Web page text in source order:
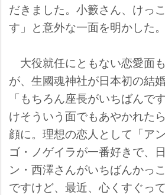
だきました。小籔さん、けっ
す」と意外な一面を明かした。
大役就任にともない恋愛面
が、生國魂神社が日本初の結
「もちろん座長がいちばんで
けそういう面でもあやかれた
顔に。理想の恋人として「ア
ゴ・ノゲイラが一番好きで、
ン・西澤さんがいちばんかっ
ですけど、最近、心くすぐっ